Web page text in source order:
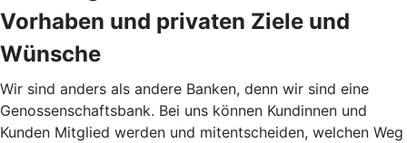
Vorhaben und privaten Ziele und
Wünsche
Wir sind anders als andere Banken, denn wir sind eine
Genossenschaftsbank. Bei uns können Kundinnen und
Kunden Mitglied werden und mitentscheiden, welchen Weg